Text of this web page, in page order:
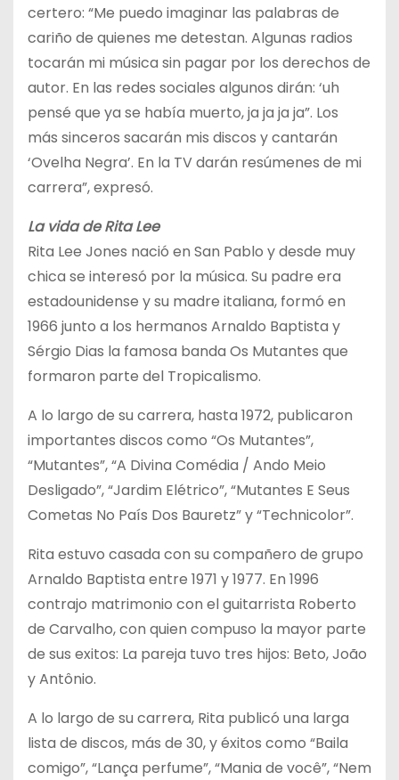
certero: “Me puedo imaginar las palabras de
cariño de quienes me detestan. Algunas radios
tocarán mi música sin pagar por los derechos de
autor. En las redes sociales algunos dirán: ‘uh
pensé que ya se había muerto, ja ja ja ja”. Los
más sinceros sacarán mis discos y cantarán
‘Ovelha Negra’. En la TV darán resúmenes de mi
carrera”, expresó.
La vida de Rita Lee
Rita Lee Jones nació en San Pablo y desde muy
chica se interesó por la música. Su padre era
estadounidense y su madre italiana, formó en
1966 junto a los hermanos Arnaldo Baptista y
Sérgio Dias la famosa banda Os Mutantes que
formaron parte del Tropicalismo.
A lo largo de su carrera, hasta 1972, publicaron
importantes discos como “Os Mutantes”,
“Mutantes”, “A Divina Comédia / Ando Meio
Desligado”, “Jardim Elétrico”, “Mutantes E Seus
Cometas No País Dos Bauretz” y “Technicolor”.
Rita estuvo casada con su compañero de grupo
Arnaldo Baptista entre 1971 y 1977. En 1996
contrajo matrimonio con el guitarrista Roberto
de Carvalho, con quien compuso la mayor parte
de sus exitos: La pareja tuvo tres hijos: Beto, João
y Antônio.
A lo largo de su carrera, Rita publicó una larga
lista de discos, más de 30, y éxitos como “Baila
comigo”, “Lança perfume”, “Mania de você”, “Nem